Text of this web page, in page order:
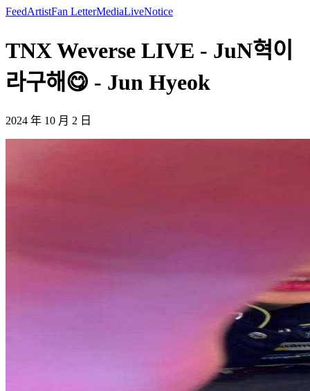
FeedArtistFan LetterMediaLiveNotice
TNX Weverse LIVE - JuN혁이
라구해😋 - Jun Hyeok
2024 年 10 月 2 日